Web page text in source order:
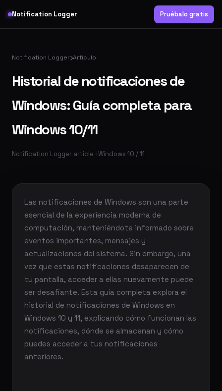
Notification Logger Pruébalo gratis
Notification Logger Artículo
Historial de notificaciones de
Windows: Guía completa para
Windows 10/11
Notification Logger article · Windows 10 / 11
Las notificaciones de Windows son una parte
esencial de la experiencia moderna de
computación, manteniéndote informado sobre
eventos importantes, mensajes y
actualizaciones del sistema. Sin embargo, una
vez que estas notificaciones desaparecen de
tu pantalla, acceder a ellas nuevamente puede
ser desafiante. Esta guía completa explora el
historial de notificaciones de Windows en
Windows 10 y 11, explicando cómo funcionan las
notificaciones, dónde se almacenan y cómo
puedes acceder a tus notificaciones
anteriores.